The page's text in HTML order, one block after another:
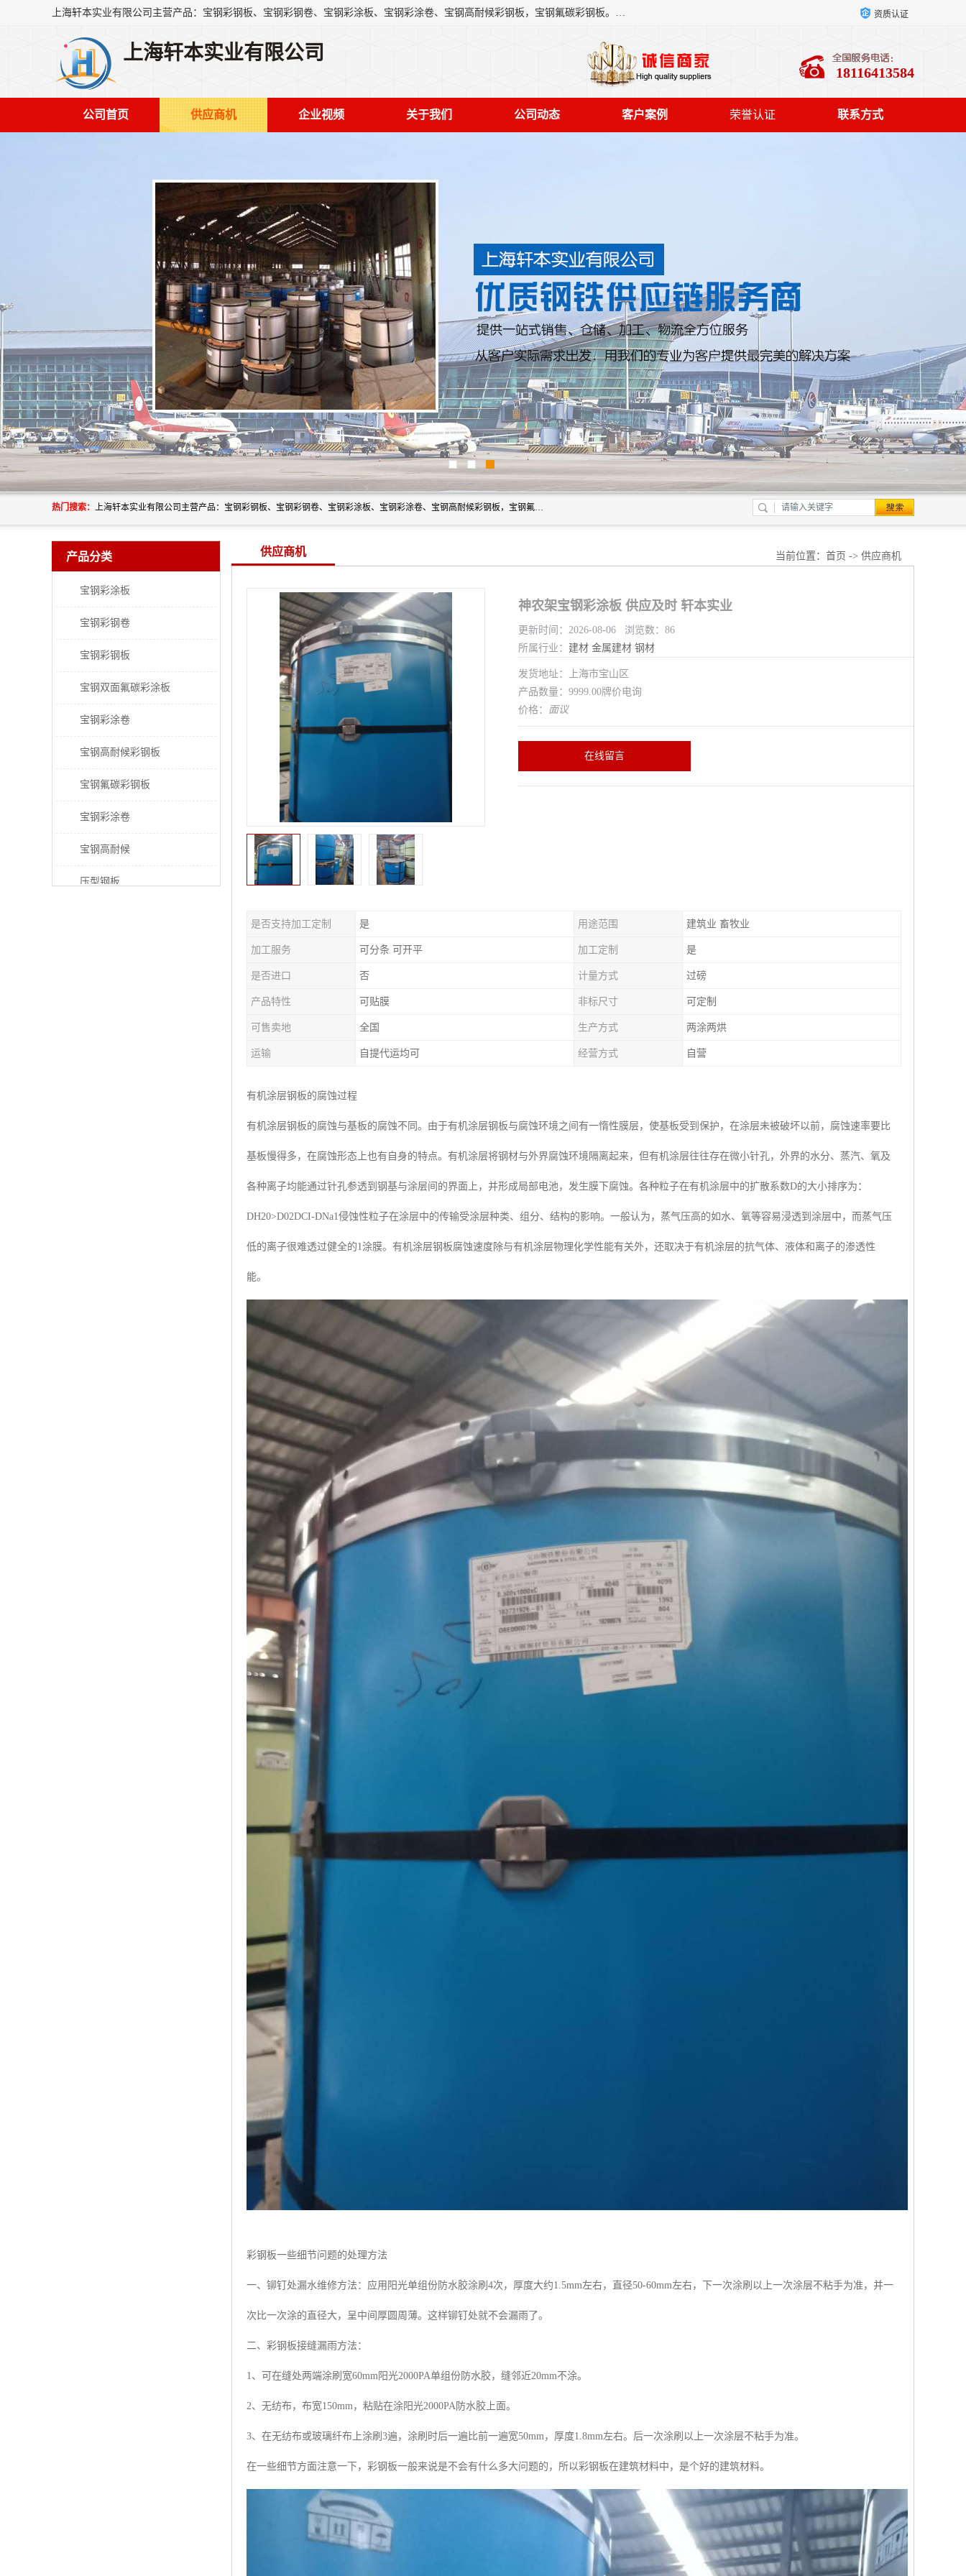
上海轩本实业有限公司主营产品：宝钢彩钢板、宝钢彩钢卷、宝钢彩涂板、宝钢彩涂卷、宝钢高耐候彩钢板，宝钢氟碳彩钢板。是一家集钢铁贸易，物流、加工为一体的产业全配套公司。 资质认证
上海轩本实业有限公司
18116413584
公司首页 供应商机 企业视频 关于我们 公司动态 客户案例 荣誉认证 联系方式
热门搜索： 上海轩本实业有限公司主营产品：宝钢彩钢板、宝钢彩钢卷、宝钢彩涂板、宝钢彩涂卷、宝钢高耐候彩钢板，宝钢氟碳彩钢板。是一家集钢铁贸易，物流、加工为一体的产业全配套公司。
产品分类
宝钢彩涂板
宝钢彩钢卷
宝钢彩钢板
宝钢双面氟碳彩涂板
宝钢彩涂卷
宝钢高耐候彩钢板
宝钢氟碳彩钢板
宝钢彩涂卷
宝钢高耐候
压型钢板
供应商机 当前位置： 首页 -> 供应商机
神农架宝钢彩涂板 供应及时 轩本实业
更新时间：2026-08-06 浏览数：86
所属行业： 建材 金属建材 钢材
发货地址：上海市宝山区
产品数量：9999.00牌价电询
价格： 面议
在线留言
是否支持加工定制 是 用途范围 建筑业 畜牧业
加工服务 可分条 可开平 加工定制 是
是否进口 否 计量方式 过磅
产品特性 可贴膜 非标尺寸 可定制
可售卖地 全国 生产方式 两涂两烘
运输 自提代运均可 经营方式 自营
有机涂层钢板的腐蚀过程
有机涂层钢板的腐蚀与基板的腐蚀不同。由于有机涂层钢板与腐蚀环境之间有一惰性膜层，使基板受到保护，在涂层未被破坏以前，腐蚀速率要比
基板慢得多，在腐蚀形态上也有自身的特点。有机涂层将钢材与外界腐蚀环境隔离起来，但有机涂层往往存在微小针孔，外界的水分、蒸汽、氧及
各种离子均能通过针孔参透到钢基与涂层间的界面上，并形成局部电池，发生膜下腐蚀。各种粒子在有机涂层中的扩散系数D的大小排序为：
DH20>D02DCI-DNa1侵蚀性粒子在涂层中的传输受涂层种类、组分、结构的影响。一般认为，蒸气压高的如水、氧等容易浸透到涂层中，而蒸气压
低的离子很难透过健全的1涂膜。有机涂层钢板腐蚀速度除与有机涂层物理化学性能有关外，还取决于有机涂层的抗气体、液体和离子的渗透性
能。
彩钢板一些细节问题的处理方法
一、铆钉处漏水维修方法：应用阳光单组份防水胶涂刷4次，厚度大约1.5mm左右，直径50-60mm左右，下一次涂刷以上一次涂层不粘手为准，并一
次比一次涂的直径大，呈中间厚圆周薄。这样铆钉处就不会漏雨了。
二、彩钢板接缝漏雨方法：
1、可在缝处两端涂刷宽60mm阳光2000PA单组份防水胶，缝邻近20mm不涂。
2、无纺布，布宽150mm，粘贴在涂阳光2000PA防水胶上面。
3、在无纺布或玻璃纤布上涂刷3遍，涂刷时后一遍比前一遍宽50mm，厚度1.8mm左右。后一次涂刷以上一次涂层不粘手为准。
在一些细节方面注意一下，彩钢板一般来说是不会有什么多大问题的，所以彩钢板在建筑材料中，是个好的建筑材料。